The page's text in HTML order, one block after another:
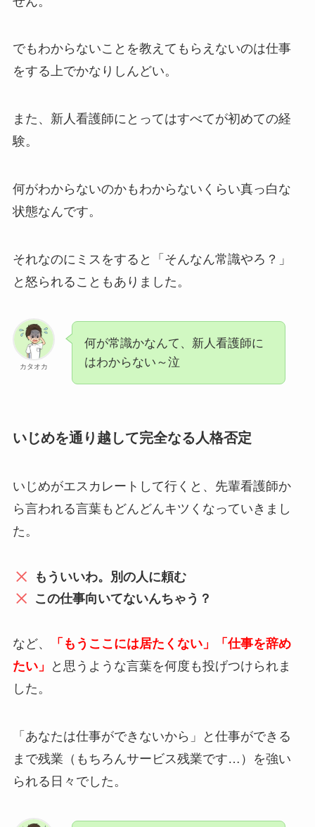
でもわからないことを教えてもらえないのは仕事
をする上でかなりしんどい。
また、新人看護師にとってはすべてが初めての経
験。
何がわからないのかもわからないくらい真っ白な
状態なんです。
それなのにミスをすると「そんなん常識やろ？」
と怒られることもありました。
カタオカ
何が常識かなんて、新人看護師に
はわからない～泣
いじめを通り越して完全なる人格否定
いじめがエスカレートして行くと、先輩看護師か
ら言われる言葉もどんどんキツくなっていきまし
た。
もういいわ。別の人に頼む
この仕事向いてないんちゃう？
など、
「もうここには居たくない」「仕事を辞め
たい」
と思うような言葉を何度も投げつけられま
した。
「あなたは仕事ができないから」と仕事ができる
まで残業（もちろんサービス残業です…）を強い
られる日々でした。